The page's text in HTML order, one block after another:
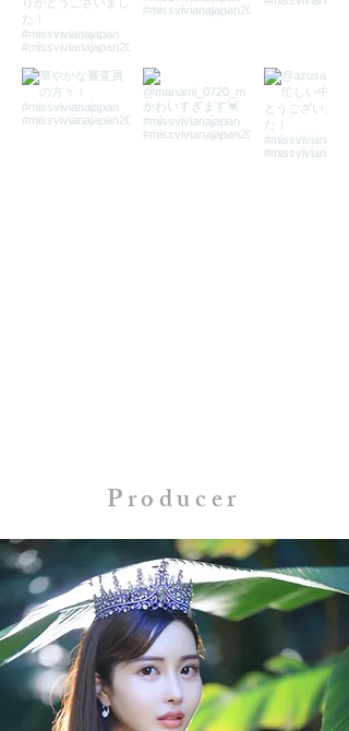
Producer